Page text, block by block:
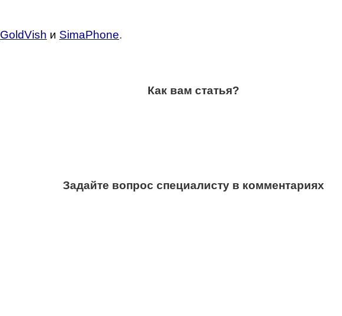
GoldVish и SimaPhone.
Как вам статья?
Задайте вопрос специалисту в комментариях